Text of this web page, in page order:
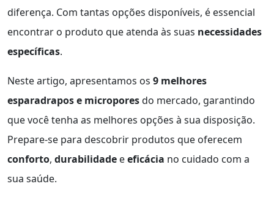
diferença. Com tantas opções disponíveis, é essencial
encontrar o produto que atenda às suas necessidades
específicas.
Neste artigo, apresentamos os 9 melhores
esparadrapos e microporesdo mercado, garantindo
que você tenha as melhores opções à sua disposição.
Prepare-se para descobrir produtos que oferecem
conforto, durabilidade eeficácia no cuidado com a
sua saúde.